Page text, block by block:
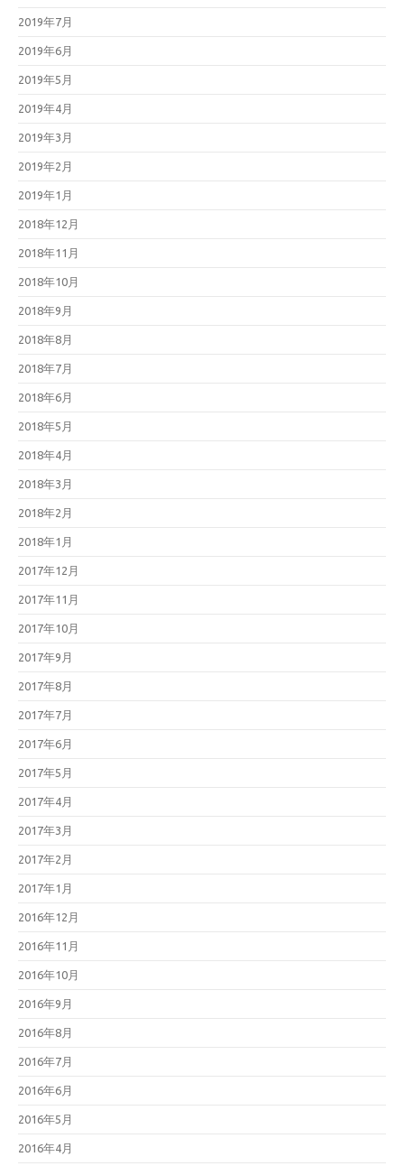
2019年7月
2019年6月
2019年5月
2019年4月
2019年3月
2019年2月
2019年1月
2018年12月
2018年11月
2018年10月
2018年9月
2018年8月
2018年7月
2018年6月
2018年5月
2018年4月
2018年3月
2018年2月
2018年1月
2017年12月
2017年11月
2017年10月
2017年9月
2017年8月
2017年7月
2017年6月
2017年5月
2017年4月
2017年3月
2017年2月
2017年1月
2016年12月
2016年11月
2016年10月
2016年9月
2016年8月
2016年7月
2016年6月
2016年5月
2016年4月